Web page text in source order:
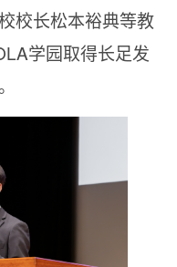
校长松本裕典等教
学园取得长足发